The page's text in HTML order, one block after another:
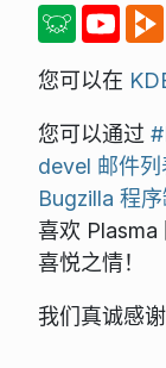
您可以在
您可以通过
devel 邮件列
Bugzilla 程
喜欢 Plasma
喜悦之情！
我们真诚感谢